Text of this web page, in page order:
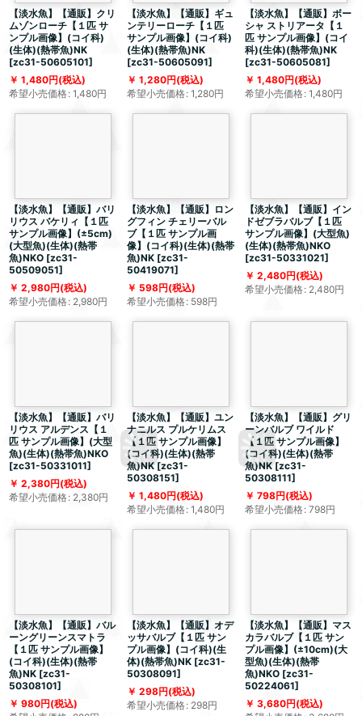
【淡水魚】【通販】クリ
ムゾンローチ【１匹 サ
ンプル画像】(コイ科)
(生体)(熱帯魚)NK
[zc31-50605101]
1,480円(税込)
希望小売価格: 1,480円
【淡水魚】【通販】ギュ
ンテリーローチ【１匹
サンプル画像】(コイ科)
(生体)(熱帯魚)NK
[zc31-50605091]
1,280円(税込)
希望小売価格: 1,280円
【淡水魚】【通販】ボー
シャ ストリアータ【１
匹 サンプル画像】(コイ
科)(生体)(熱帯魚)NK
[zc31-50605081]
1,480円(税込)
希望小売価格: 1,480円
【淡水魚】【通販】バリ
リウス バケリィ【１匹
サンプル画像】(±5cm)
(大型魚)(生体)(熱帯
魚)NKO [zc31-
50509051]
2,980円(税込)
希望小売価格: 2,980円
【淡水魚】【通販】ロン
グフィン チェリーバル
ブ【１匹 サンプル画
像】(コイ科)(生体)(熱帯
魚)NK [zc31-
50419071]
598円(税込)
希望小売価格: 598円
【淡水魚】【通販】イン
ドゼブラバルブ【１匹
サンプル画像】(大型魚)
(生体)(熱帯魚)NKO
[zc31-50331021]
2,480円(税込)
希望小売価格: 2,480円
【淡水魚】【通販】バリ
リウス アルデンス【１
匹 サンプル画像】(大型
魚)(生体)(熱帯魚)NKO
[zc31-50331011]
2,380円(税込)
希望小売価格: 2,380円
【淡水魚】【通販】ユン
ナニルス プルケリムス
【１匹 サンプル画像】
(コイ科)(生体)(熱帯
魚)NK [zc31-
50308151]
1,480円(税込)
希望小売価格: 1,480円
【淡水魚】【通販】グリ
ーンバルブ ワイルド
【１匹 サンプル画像】
(コイ科)(生体)(熱帯
魚)NK [zc31-
50308111]
798円(税込)
希望小売価格: 798円
【淡水魚】【通販】バル
ーングリーンスマトラ
【１匹 サンプル画像】
(コイ科)(生体)(熱帯
魚)NK [zc31-
50308101]
980円(税込)
【淡水魚】【通販】オデ
ッサバルブ【１匹 サン
プル画像】(コイ科)(生
体)(熱帯魚)NK [zc31-
50308091]
298円(税込)
希望小売価格: 298円
【淡水魚】【通販】マス
カラバルブ【１匹 サン
プル画像】(±10cm)(大
型魚)(生体)(熱帯
魚)NKO [zc31-
50224061]
3,680円(税込)